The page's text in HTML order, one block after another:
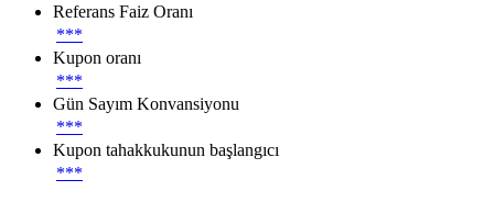
Referans Faiz Oranı
***
Kupon oranı
***
Gün Sayım Konvansiyonu
***
Kupon tahakkukunun başlangıcı
***